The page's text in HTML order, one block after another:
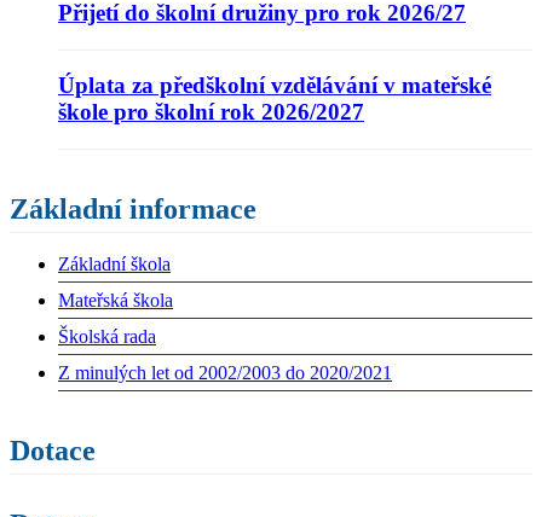
Přijetí do školní družiny pro rok 2026/27
Úplata za předškolní vzdělávání v mateřské
škole pro školní rok 2026/2027
Základní informace
Základní škola
Mateřská škola
Školská rada
Z minulých let od 2002/2003 do 2020/2021
Dotace